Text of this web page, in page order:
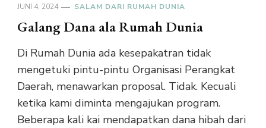
JUNI 4, 2024 SALAM DARI RUMAH DUNIA
Galang Dana ala Rumah Dunia
Di Rumah Dunia ada kesepakatran tidak
mengetuki pintu-pintu Organisasi Perangkat
Daerah, menawarkan proposal. Tidak. Kecuali
ketika kami diminta mengajukan program.
Beberapa kali kai mendapatkan dana hibah dari